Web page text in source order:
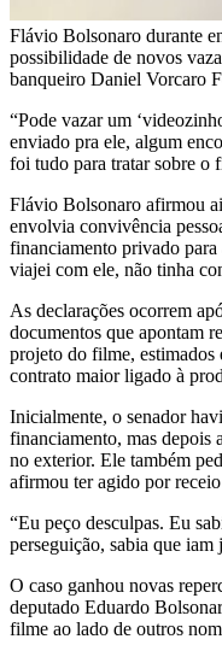
Flávio Bolsonaro durante
possibilidade de novos
banqueiro Daniel Vorcaro
“Pode vazar um
enviado pra ele, algum
foi tudo para tratar sobre o
Flávio Bolsonaro afirmou
envolvia convivência
financiamento privado
viajei com ele, não tinha
As declarações ocorrem
documentos que apontam
projeto do filme, estimados
contrato maior ligado à
Inicialmente, o senador
financiamento, mas depois
no exterior. Ele também
afirmou ter agido por
“Eu peço desculpas. Eu
perseguição, sabia que iam
O caso ganhou novas
deputado Eduardo
filme ao lado de outros